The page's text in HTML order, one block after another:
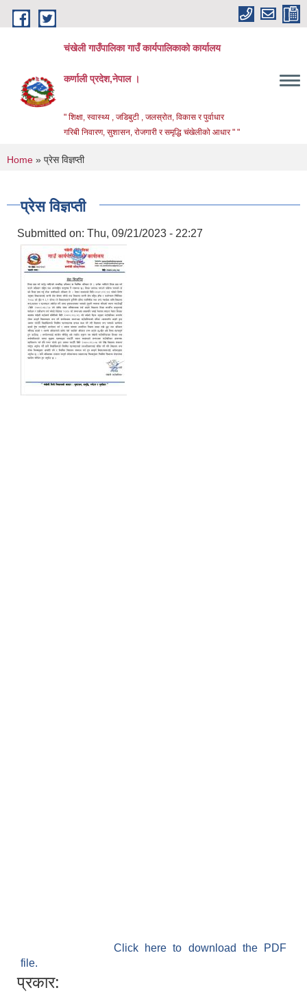
Skip to main content
चंखेली गाउँपालिका गाउँ कार्यपालिकाको कार्यालय
कर्णाली प्रदेश,नेपाल ।
" शिक्षा, स्वास्थ्य , जडिबुटी , जलस्रोत, विकास र पुर्वाधार
गरिबी निवारण, सुशासन, रोजगारी र समृद्धि चंखेलीको आधार " "
You are here
Home » प्रेस विज्ञप्ती
प्रेस विज्ञप्ती
Submitted on: Thu, 09/21/2023 - 22:27
Click here to download the PDF
file.
प्रकार: